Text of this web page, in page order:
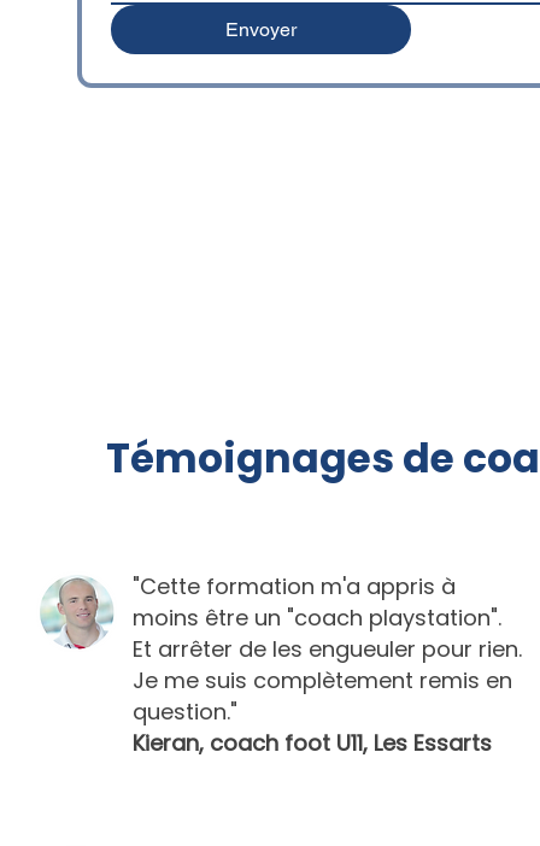
Envoyer
Témoignages de
"Cette formation m'a appris à
moins être un "coach playstation".
Et arrêter de les engueuler pour rien.
Je me suis complètement remis en
question."
Kieran, coach foot U11, Les Essarts